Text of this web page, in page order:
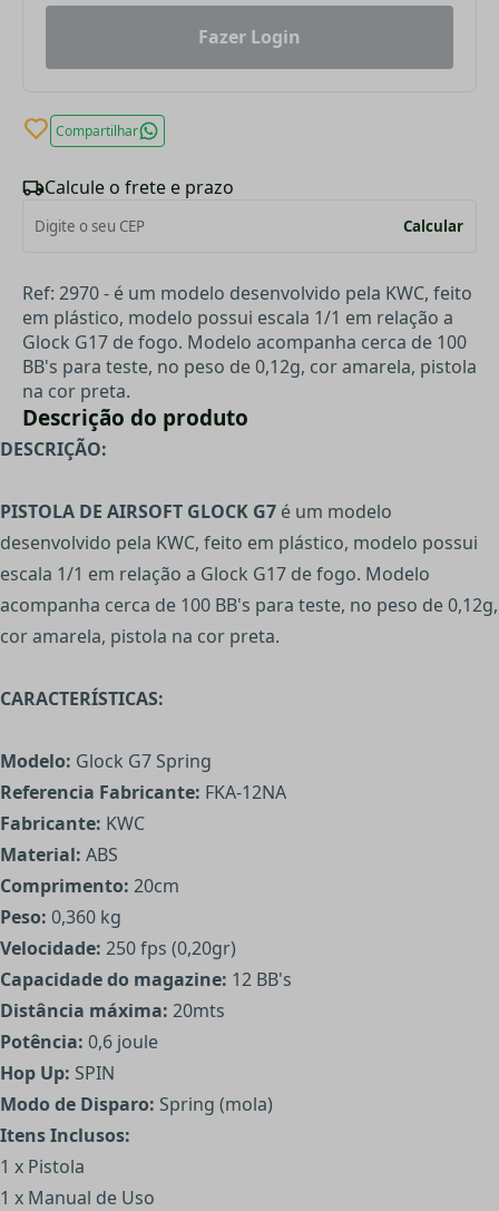
Fazer Login
Compartilhar
Calcule o frete e prazo
Calcular
Ref: 2970 - é um modelo desenvolvido pela KWC, feito
em plástico, modelo possui escala 1/1 em relação a
Glock G17 de fogo. Modelo acompanha cerca de 100
BB's para teste, no peso de 0,12g, cor amarela, pistola
na cor preta.
Descrição do produto
DESCRIÇÃO:
PISTOLA DE AIRSOFT GLOCK G7 é um modelo
desenvolvido pela KWC, feito em plástico, modelo possui
escala 1/1 em relação a Glock G17 de fogo. Modelo
acompanha cerca de 100 BB's para teste, no peso de 0,12g,
cor amarela, pistola na cor preta.
CARACTERÍSTICAS:
Modelo: Glock G7 Spring
Referencia Fabricante: FKA-12NA
Fabricante: KWC
Material: ABS
Comprimento: 20cm
Peso: 0,360 kg
Velocidade: 250 fps (0,20gr)
Capacidade do magazine: 12 BB's
Distância máxima: 20mts
Potência: 0,6 joule
Hop Up: SPIN
Modo de Disparo: Spring (mola)
Itens Inclusos:
1 x Pistola
1 x Manual de Uso